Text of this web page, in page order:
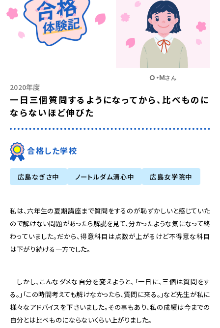
Ｏ・Ｍさん
2020年度
一日三個質問するようになってから、比べものに
ならないほど伸びた
合格した学校
広島なぎさ中 ノートルダム清心中 広島女学院中
私は、六年生の夏期講座まで質問をするのが恥ずかしいと感じていた
ので解けない問題があったら解説を見て、分かったような気になって終
わっていました。だから、得意科目は点数が上がるけど不得意な科目
は下がり続ける一方でした。
しかし、こんなダメな自分を変えようと、「一日に、三個は質問をす
る。」「この時間考えても解けなかったら、質問に来る。」など先生が私に
様々なアドバイスを下さいました。その事もあり、私の成績は今までの
自分とは比べものにならないくらい上がりました。